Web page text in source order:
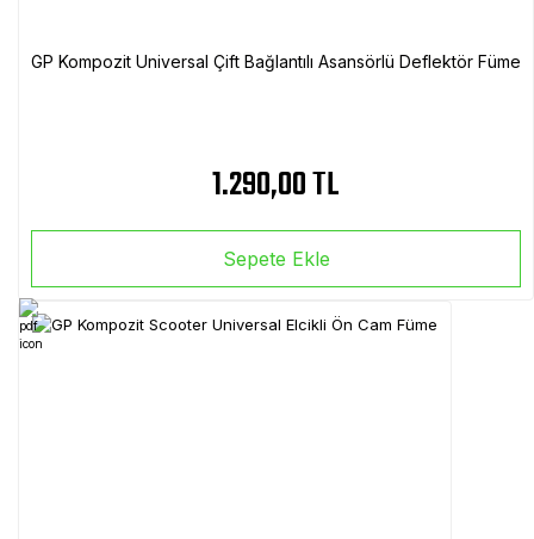
GP Kompozit Universal Çift Bağlantılı Asansörlü Deflektör Füme
1.290,00 TL
Sepete Ekle